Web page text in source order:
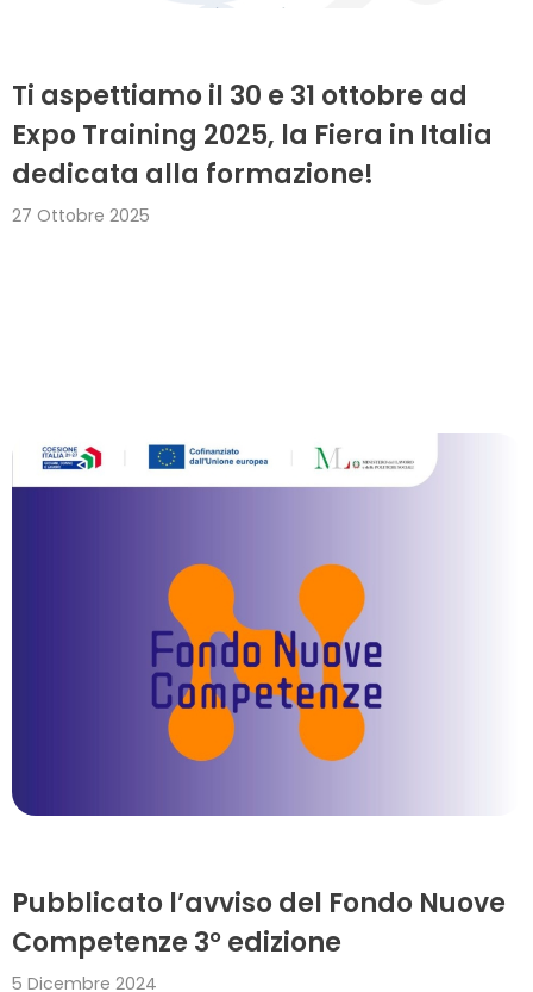
Ti aspettiamo il 30 e 31 ottobre ad
Expo Training 2025, la Fiera in Italia
dedicata alla formazione!
27 Ottobre 2025
Pubblicato l’avviso del Fondo Nuove
Competenze 3° edizione
5 Dicembre 2024